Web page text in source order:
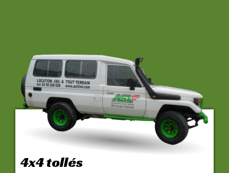
4x4 tollés